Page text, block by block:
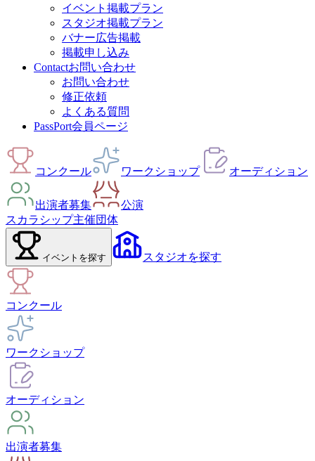
イベント掲載プラン
スタジオ掲載プラン
バナー広告掲載
掲載申し込み
Contactお問い合わせ
お問い合わせ
修正依頼
よくある質問
PassPort会員ページ
コンクール ワークショップ オーディション
出演者募集
公演
スカラシップ主催団体
イベント を探す スタジオを探す
コンクール
ワークショップ
オーディション
出演者募集